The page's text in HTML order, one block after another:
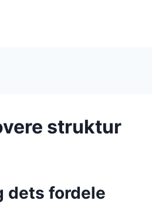
struktur
dets fordele